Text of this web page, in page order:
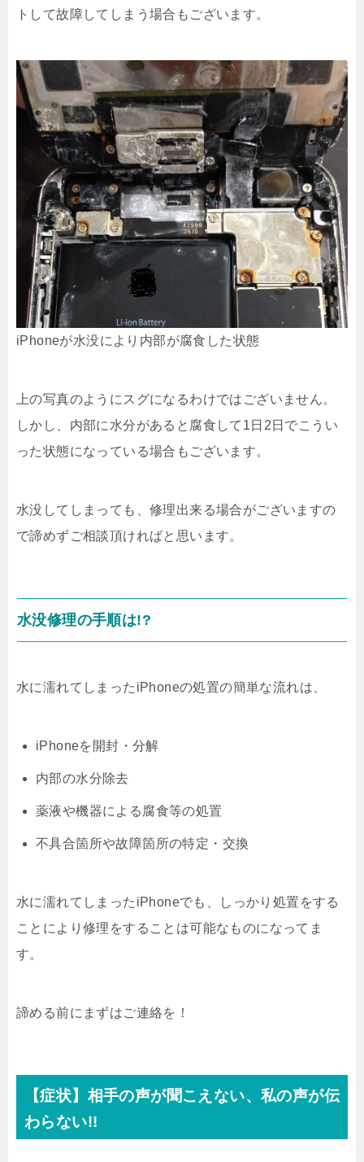
トして故障してしまう場合もございます。
iPhoneが水没により内部が腐食した状態
上の写真のようにスグになるわけではございません。
しかし、内部に水分があると腐食して1日2日でこうい
った状態になっている場合もございます。
水没してしまっても、修理出来る場合がございますの
で諦めずご相談頂ければと思います。
水没修理の手順は!?
水に濡れてしまったiPhoneの処置の簡単な流れは、
iPhoneを開封・分解
内部の水分除去
薬液や機器による腐食等の処置
不具合箇所や故障箇所の特定・交換
水に濡れてしまったiPhoneでも、しっかり処置をする
ことにより修理をすることは可能なものになってま
す。
諦める前にまずはご連絡を！
【症状】相手の声が聞こえない、私の声が伝
わらない!!